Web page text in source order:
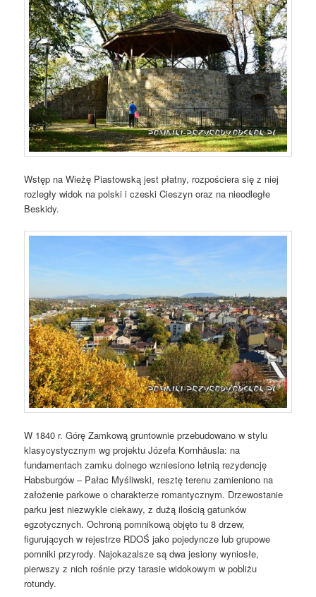
Wstęp na Wieżę Piastowską jest płatny, rozpościera się z niej
rozległy widok na polski i czeski Cieszyn oraz na nieodległe
Beskidy.
W 1840 r. Górę Zamkową gruntownie przebudowano w stylu
klasycystycznym wg projektu Józefa Kornhäusla: na
fundamentach zamku dolnego wzniesiono letnią rezydencję
Habsburgów – Pałac Myśliwski, resztę terenu zamieniono na
założenie parkowe o charakterze romantycznym. Drzewostanie
parku jest niezwykle ciekawy, z dużą ilością gatunków
egzotycznych. Ochroną pomnikową objęto tu 8 drzew,
figurujących w rejestrze RDOŚ jako pojedyncze lub grupowe
pomniki przyrody. Najokazalsze są dwa jesiony wyniosłe,
pierwszy z nich rośnie przy tarasie widokowym w pobliżu
rotundy.